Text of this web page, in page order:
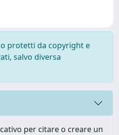
protetti da copyright e
salvo diversa
per citare o creare un